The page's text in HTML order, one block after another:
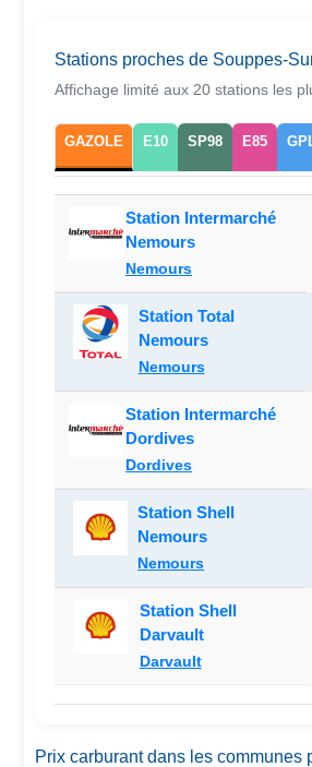
Stations proches de Souppes-
Affichage limité aux 20 stations les
GAZOLE E10 SP98 E85
Station Intermarché
Nemours
Nemours
Station Total
Nemours
Nemours
Station Intermarché
Dordives
Dordives
Station Shell
Nemours
Nemours
Station Shell
Darvault
Darvault
Prix carburant dans les communes